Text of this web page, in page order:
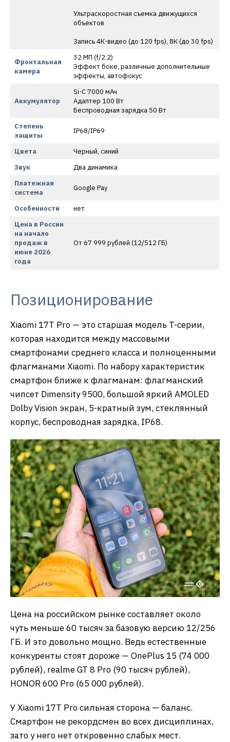
Ультраскоростная съемка движущихся
объектов
Запись 4К-видео (до 120 fps), 8К (до 30 fps)
Фронтальная
камера
32 МП (f/2.2)
Эффект боке, различные дополнительные
эффекты, автофокус
Аккумулятор
Si-C 7000 мАч
Адаптер 100 Вт
Беспроводная зарядка 50 Вт
Степень
защиты
IP68/IP69
Цвета
Черный, синий
Звук
Два динамика
Платежная
система
Google Pay
Особенности
нет
Цена в России
на начало
продаж в
июне 2026
года
От 67 999 рублей (12/512 ГБ)
Позиционирование
Xiaomi 17T Pro — это старшая модель T-серии,
которая находится между массовыми
смартфонами среднего класса и полноценными
флагманами Xiaomi. По набору характеристик
смартфон ближе к флагманам: флагманский
чипсет Dimensity 9500, большой яркий AMOLED
Dolby Vision экран, 5-кратный зум, стеклянный
корпус, беспроводная зарядка, IP68.
Цена на российском рынке составляет около
чуть меньше 60 тысяч за базовую версию 12/256
ГБ. И это довольно мощно. Ведь естественные
конкуренты стоят дороже — OnePlus 15 (74 000
рублей), realme GT 8 Pro (90 тысяч рублей),
HONOR 600 Pro (65 000 рублей).
У Xiaomi 17T Pro сильная сторона — баланс.
Смартфон не рекордсмен во всех дисциплинах,
зато у него нет откровенно слабых мест.